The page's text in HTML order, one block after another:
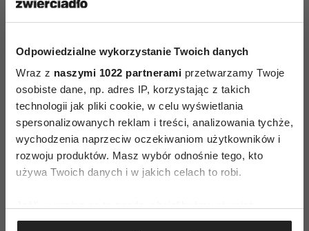
Odpowiedzialne wykorzystanie Twoich danych
Wraz z naszymi 1022 partnerami przetwarzamy Twoje
osobiste dane, np. adres IP, korzystając z takich
technologii jak pliki cookie, w celu wyświetlania
spersonalizowanych reklam i treści, analizowania tychże,
wychodzenia naprzeciw oczekiwaniom użytkowników i
rozwoju produktów. Masz wybór odnośnie tego, kto
używa Twoich danych i w jakich celach to robi.
Gromadzić dane dotyczące Twojej lokalizacji
prasowe)
Kadr z filmu „Akademia Pana Kleksa” (Fot. materiały